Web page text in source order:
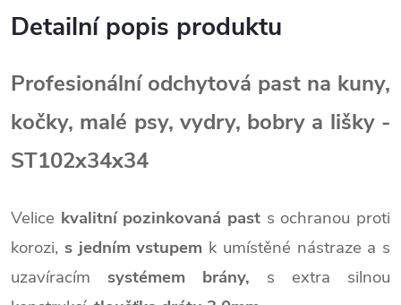
Detailní popis produktu
Profesionální odchytová past na kuny,
kočky, malé psy, vydry, bobry a lišky -
ST102x34x34
Velice kvalitní pozinkovaná past s ochranou proti
korozi, s jedním vstupem k umístěné nástraze a s
uzavíracím systémem brány, s extra silnou